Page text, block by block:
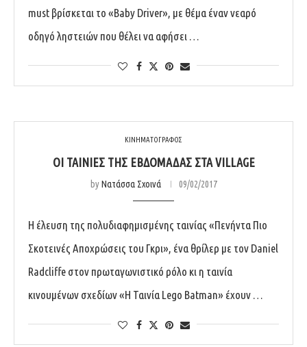
must βρίσκεται το «Baby Driver», με θέμα έναν νεαρό
οδηγό ληστειών που θέλει να αφήσει …
ΚΙΝΗΜΑΤΟΓΡΑΦΟΣ
ΟΙ ΤΑΙΝΊΕΣ ΤΗΣ ΕΒΔΟΜΆΔΑΣ ΣΤΑ VILLAGE
byΝατάσσα Σχοινά 09/02/2017
Η έλευση της πολυδιαφημισμένης ταινίας «Πενήντα Πιο
Σκοτεινές Αποχρώσεις του Γκρι», ένα θρίλερ με τον Daniel
Radcliffe στον πρωταγωνιστικό ρόλο κι η ταινία
κινουμένων σχεδίων «Η Ταινία Lego Batman» έχουν …